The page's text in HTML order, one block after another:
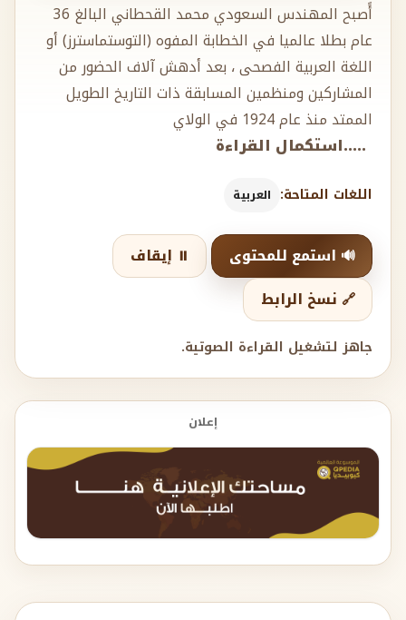
أًصبح المهندس السعودي محمد القحطاني البالغ 36
عام بطلا عالميا في الخطابة المفوه (التوستماسترز) أو
اللغة العربية الفصحى ، بعد أدهش آلاف الحضور من
المشاركين ومنظمين المسابقة ذات التاريخ الطويل
الممتد منذ عام 1924 في الولاي
.....استكمال القراءة
اللغات المتاحة: العربية
🔊 استمع للمحتوى
⏸️ إيقاف
🔗 نسخ الرابط
جاهز لتشغيل القراءة الصوتية.
إعلان